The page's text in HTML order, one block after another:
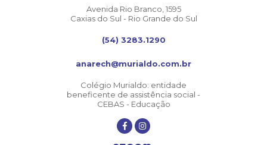
Avenida Rio Branco, 1595
Caxias do Sul - Rio Grande do Sul
(54) 3283.1290
anarech@murialdo.com.br
Colégio Murialdo: entidade
beneficente de assistência social -
CEBAS - Educação